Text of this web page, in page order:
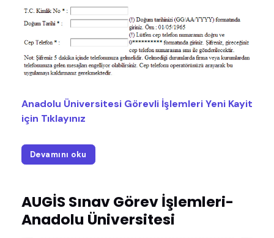
Anadolu Üniversitesi Görevli İşlemleri Yeni Kayit
için Tıklayınız
Devamını oku
AUGİS Sınav Görev İşlemleri-
Anadolu Üniversitesi